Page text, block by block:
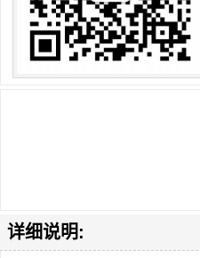
详细说明: